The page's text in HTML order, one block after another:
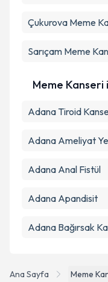
Ana Sayfa Meme
Çukurova Meme
Sarıçam Meme
Meme Kanseri
Adana Tiroid
Adana Ameliyat
Adana Anal Fistül
Adana Apandisit
Adana Bağırsak